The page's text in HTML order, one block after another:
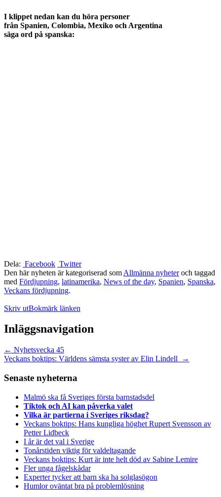
I klippet nedan kan du höra personer
från Spanien, Colombia, Mexiko och Argentina
säga ord på spanska:
Dela: Facebook Twitter
Den här nyheten är kategoriserad som Allmänna nyheteroch taggad
med Fördjupning, latinamerika, News of the day, Spanien, Spanska,
Veckans fördjupning.
Skriv utBokmärk länken
Inläggsnavigation
← Nyhetsvecka 45
Veckans boktips: Världens sämsta syster av Elin Lindell
→
Senaste nyheterna
Malmö ska få Sveriges första barnstadsdel
Tiktok och AI kan påverka valet
Vilka är partierna i Sveriges riksdag?
Veckans boktips: Hans kungliga höghet Rupert Svensson av
Petter Lidbeck
I år är det val i Sverige
Tonårstiden viktig för valdeltagande
Veckans boktips: Kurt är inte helt död av Sabine Lemire
Fler unga fågelskådar
Experter tycker att barn ska ha solglasögon
Humlor oväntat bra på problemlösning